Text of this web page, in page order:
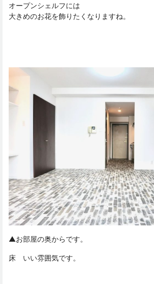
オープンシェルフには
大きめのお花を飾りたくなりますね。
▲お部屋の奥からです。
床 いい雰囲気です。